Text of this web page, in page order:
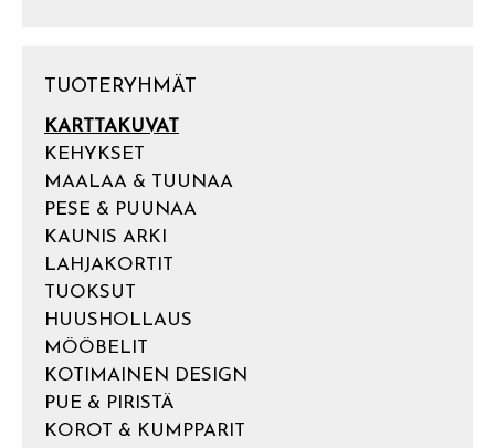
TUOTERYHMÄT
KARTTAKUVAT
KEHYKSET
MAALAA & TUUNAA
PESE & PUUNAA
KAUNIS ARKI
LAHJAKORTIT
TUOKSUT
HUUSHOLLAUS
MÖÖBELIT
KOTIMAINEN DESIGN
PUE & PIRISTÄ
KOROT & KUMPPARIT